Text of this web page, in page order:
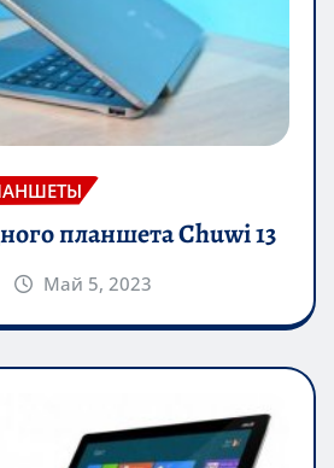
планшета Chuwi 13
Май 5, 2023